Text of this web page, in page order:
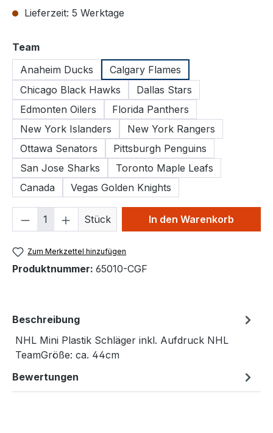
Lieferzeit: 5 Werktage
Teamauswählen
Anaheim Ducks
Calgary Flames
Chicago Black Hawks
Dallas Stars
Edmonten Oilers
Florida Panthers
New York Islanders
New York Rangers
Ottawa Senators
Pittsburgh Penguins
San Jose Sharks
Toronto Maple Leafs
Canada
Vegas Golden Knights
Produkt Anzahl: Gib den
Stück In den Warenkorb
Zum Merkzettel hinzufügen
Produktnummer: 65010-CGF
Beschreibung
NHL Mini Plastik Schläger inkl. Aufdruck NHL
TeamGröße: ca. 44cm
Bewertungen